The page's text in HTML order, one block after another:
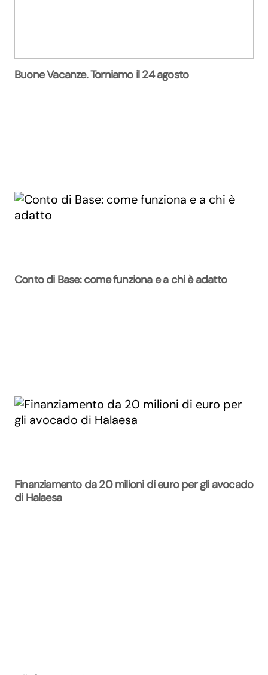
Buone Vacanze. Torniamo il 24 agosto
Conto di Base: come funziona e a chi è adatto
Finanziamento da 20 milioni di euro per gli avocado
di Halaesa